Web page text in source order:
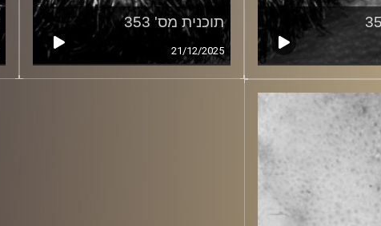
תוכנית מס' 353
21/12/2025